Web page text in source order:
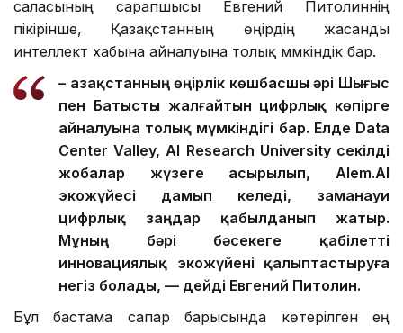
бойынша да бәсекеге ниетті.
Киберқауіпсіздік және цифрлық технологиялар
саласының сарапшысы Евгений Питолиннің
пікірінше, Қазақстанның өңірдің жасанды
интеллект хабына айналуына толық мүмкіндік бар.
– Қазақстанның өңірлік көшбасшы әрі Шығыс
пен Батысты жалғайтын цифрлық көпірге
айналуына толық мүмкіндігі бар. Елде Data
Center Valley, AI Research University секілді
жобалар жүзеге асырылып, Alem.AI
экожүйесі дамып келеді, заманауи
цифрлық заңдар қабылданып жатыр.
Мұның бәрі бәсекеге қабілетті
инновациялық экожүйені қалыптастыруға